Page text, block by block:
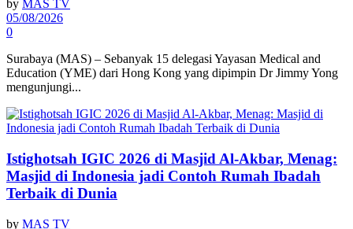
by MAS TV
05/08/2026
0
Surabaya (MAS) – Sebanyak 15 delegasi Yayasan Medical and
Education (YME) dari Hong Kong yang dipimpin Dr Jimmy Yong
mengunjungi...
Istighotsah IGIC 2026 di Masjid Al-Akbar, Menag:
Masjid di Indonesia jadi Contoh Rumah Ibadah
Terbaik di Dunia
by MAS TV